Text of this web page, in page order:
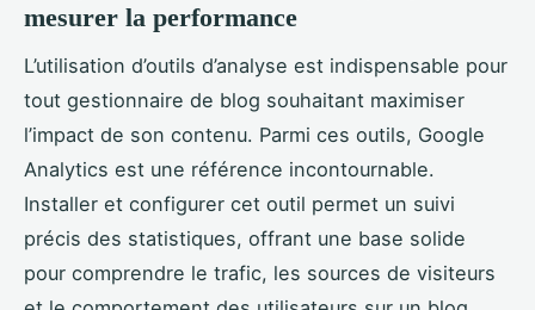
mesurer la performance
L’utilisation d’outils d’analyse est indispensable pour
tout gestionnaire de blog souhaitant maximiser
l’impact de son contenu. Parmi ces outils, Google
Analytics est une référence incontournable.
Installer et configurer cet outil permet un suivi
précis des statistiques, offrant une base solide
pour comprendre le trafic, les sources de visiteurs